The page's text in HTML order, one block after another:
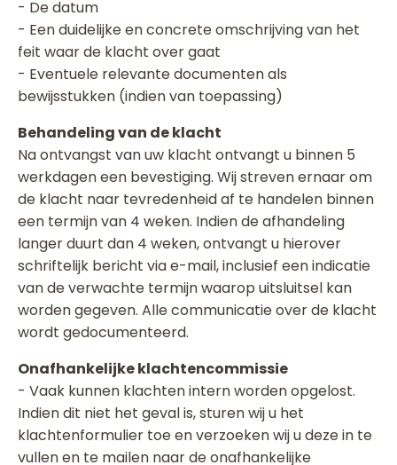
- De datum
- Een duidelijke en concrete omschrijving van het
feit waar de klacht over gaat
- Eventuele relevante documenten als
bewijsstukken (indien van toepassing)
Behandeling van de klacht
Na ontvangst van uw klacht ontvangt u binnen 5
werkdagen een bevestiging. Wij streven ernaar om
de klacht naar tevredenheid af te handelen binnen
een termijn van 4 weken. Indien de afhandeling
langer duurt dan 4 weken, ontvangt u hierover
schriftelijk bericht via e-mail, inclusief een indicatie
van de verwachte termijn waarop uitsluitsel kan
worden gegeven. Alle communicatie over de klacht
wordt gedocumenteerd.
Onafhankelijke klachtencommissie
- Vaak kunnen klachten intern worden opgelost.
Indien dit niet het geval is, sturen wij u het
klachtenformulier toe en verzoeken wij u deze in te
vullen en te mailen naar de onafhankelijke